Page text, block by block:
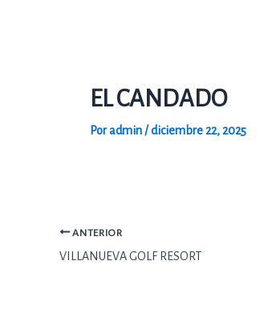
EL CANDADO
Poradmin /diciembre 22, 2025
ANTERIOR
VILLANUEVA GOLF RESORT